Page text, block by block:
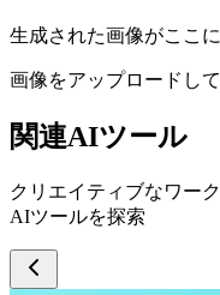
生成された画像がここ
画像をアップロードし
関連AIツール
クリエイティブなワー
AIツールを探索